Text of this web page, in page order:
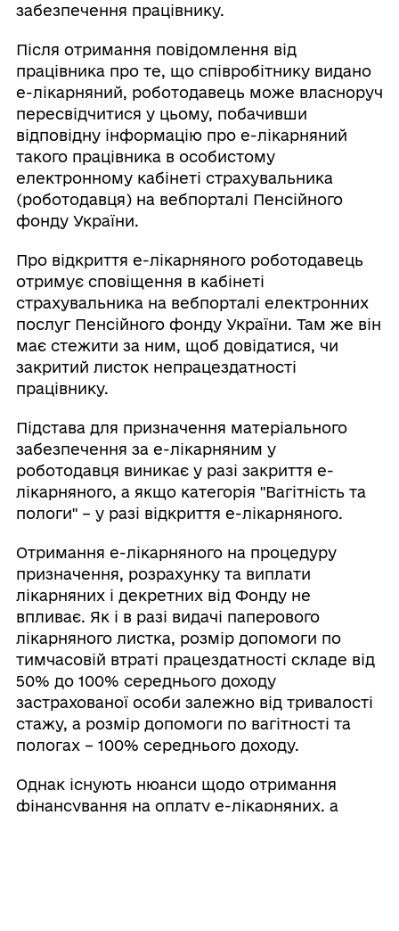
забезпечення працівнику.
Після отримання повідомлення від
працівника про те, що співробітнику видано
е-лікарняний, роботодавець може власноруч
пересвідчитися у цьому, побачивши
відповідну інформацію про е-лікарняний
такого працівника в особистому
електронному кабінеті страхувальника
(роботодавця) на вебпорталі Пенсійного
фонду України.
Про відкриття е-лікарняного роботодавець
отримує сповіщення в кабінеті
страхувальника на вебпорталі електронних
послуг Пенсійного фонду України. Там же він
має стежити за ним, щоб довідатися, чи
закритий листок непрацездатності
працівнику.
Підстава для призначення матеріального
забезпечення за е-лікарняним у
роботодавця виникає у разі закриття е-
лікарняного, а якщо категорія "Вагітність та
пологи" – у разі відкриття е-лікарняного.
Отримання е-лікарняного на процедуру
призначення, розрахунку та виплати
лікарняних і декретних від Фонду не
впливає. Як і в разі видачі паперового
лікарняного листка, розмір допомоги по
тимчасовій втраті працездатності складе від
50% до 100% середнього доходу
застрахованої особи залежно від тривалості
стажу, а розмір допомоги по вагітності та
пологах – 100% середнього доходу.
Однак існують нюанси щодо отримання
фінансування на оплату е-лікарняних, а